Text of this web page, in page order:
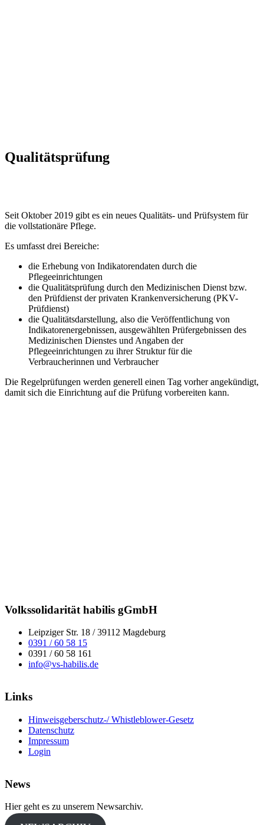
Qualitätsprüfung
Seit Oktober 2019 gibt es ein neues Qualitäts- und Prüfsystem für
die vollstationäre Pflege.
Es umfasst drei Bereiche:
die Erhebung von Indikatorendaten durch die
Pflegeeinrichtungen
die Qualitätsprüfung durch den Medizinischen Dienst bzw.
den Prüfdienst der privaten Krankenversicherung (PKV-
Prüfdienst)
die Qualitätsdarstellung, also die Veröffentlichung von
Indikatorenergebnissen, ausgewählten Prüfergebnissen des
Medizinischen Dienstes und Angaben der
Pflegeeinrichtungen zu ihrer Struktur für die
Verbraucherinnen und Verbraucher
Die Regelprüfungen werden generell einen Tag vorher angekündigt,
damit sich die Einrichtung auf die Prüfung vorbereiten kann.
Volkssolidarität habilis gGmbH
Leipziger Str. 18 / 39112 Magdeburg
0391 / 60 58 15
0391 / 60 58 161
info@vs-habilis.de
Links
Hinweisgeberschutz-/ Whistleblower-Gesetz
Datenschutz
Impressum
Login
News
Hier geht es zu unserem Newsarchiv.